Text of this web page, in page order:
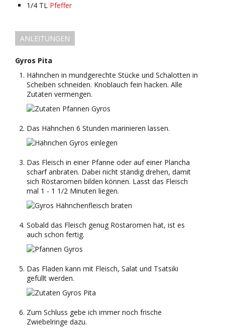
1/4 TL Pfeffer
ANLEITUNGEN
Gyros Pita
Hähnchen in mundgerechte Stücke und Schalotten in
Scheiben schneiden. Knoblauch fein hacken. Alle
Zutaten vermengen.
Das Hähnchen 6 Stunden marinieren lassen.
Das Fleisch in einer Pfanne oder auf einer Plancha
scharf anbraten. Dabei nicht ständig drehen, damit
sich Röstaromen bilden können. Lasst das Fleisch
mal 1 - 1 1/2 Minuten liegen.
Sobald das Fleisch genug Röstaromen hat, ist es
auch schon fertig.
Das Fladen kann mit Fleisch, Salat und Tsatsiki
gefüllt werden.
Zum Schluss gebe ich immer noch frische
Zwiebelringe dazu.